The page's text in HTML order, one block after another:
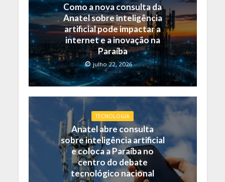
Como a nova consulta da
Anatel sobre inteligência
artificial pode impactar a
internet e a inovação na
Paraíba
julho 22, 2026
TECNOLOGIA
Anatel abre consulta
sobre inteligência artificial
e coloca a Paraíba no
centro do debate
tecnológico nacional